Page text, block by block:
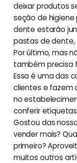
deixar produtos
seção de
dente estarão
pastas de dente,
Por último, mas
também precisa
Essa é uma das
clientes e fazem
no
conferir
Gostou das
vender mais?
primeiro?
muitos outros